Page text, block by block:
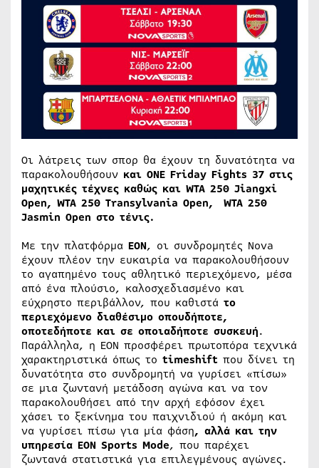
Οι λάτρεις των σπορ θα έχουν τη δυνατότητα να
παρακολουθήσουν και ONE Friday Fights 37 στις
μαχητικές τέχνες καθώς και WTA 250 Jiangxi
Open, WTA 250 Transylvania Open, WTA 250
Jasmin Open στο τένις.
Με την πλατφόρμα EON, οι συνδρομητές Nova
έχουν πλέον την ευκαιρία να παρακολουθήσουν
το αγαπημένο τους αθλητικό περιεχόμενο, μέσα
από ένα πλούσιο, καλοσχεδιασμένο και
εύχρηστο περιβάλλον, που καθιστά το
περιεχόμενο διαθέσιμο οπουδήποτε,
οποτεδήποτε και σε οποιαδήποτε συσκευή.
Παράλληλα, η ΕΟΝ προσφέρει πρωτοπόρα τεχνικά
χαρακτηριστικά όπως το timeshift που δίνει τη
δυνατότητα στο συνδρομητή να γυρίσει «πίσω»
σε μια ζωντανή μετάδοση αγώνα και να τον
παρακολουθήσει από την αρχή εφόσον έχει
χάσει το ξεκίνημα του παιχνιδιού ή ακόμη και
να γυρίσει πίσω για μία φάση, αλλά και την
υπηρεσία EON Sports Mode, που παρέχει
ζωντανά στατιστικά για επιλεγμένους αγώνες.